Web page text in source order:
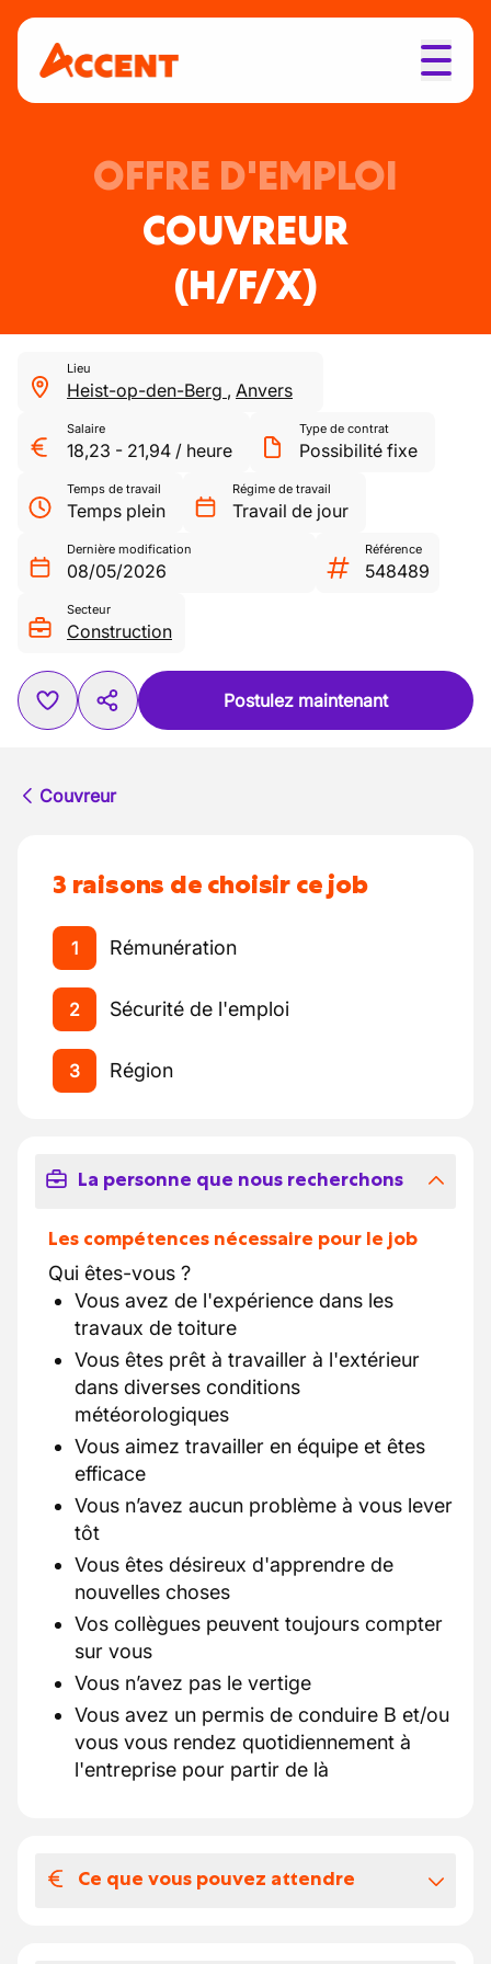
OFFRE D'EMPLOI
COUVREUR
(H/F/X)
Lieu
Heist-op-den-Berg , Anvers
Salaire
18,23 - 21,94 / heure
Type de contrat
Possibilité fixe
Temps de travail
Temps plein
Régime de travail
Travail de jour
Dernière modification
08/05/2026
Référence
548489
Secteur
Construction
Postulez maintenant
Couvreur
3 raisons de choisir ce job
1 Rémunération
2 Sécurité de l'emploi
3 Région
La personne que nous recherchons
Les compétences nécessaire pour le job
Qui êtes-vous ?
Vous avez de l'expérience dans les
travaux de toiture
Vous êtes prêt à travailler à l'extérieur
dans diverses conditions
météorologiques
Vous aimez travailler en équipe et êtes
efficace
Vous n’avez aucun problème à vous lever
tôt
Vous êtes désireux d'apprendre de
nouvelles choses
Vos collègues peuvent toujours compter
sur vous
Vous n’avez pas le vertige
Vous avez un permis de conduire B et/ou
vous vous rendez quotidiennement à
l'entreprise pour partir de là
Ce que vous pouvez attendre